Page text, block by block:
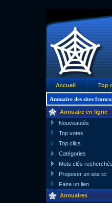
Accueil Top
Annuaire des sites
Annuaire en ligne
Nouveautés
Top votes
Top clics
Catégories
Mots clés recherchés
Proposer un site ici
Faire un lien
Annuaires